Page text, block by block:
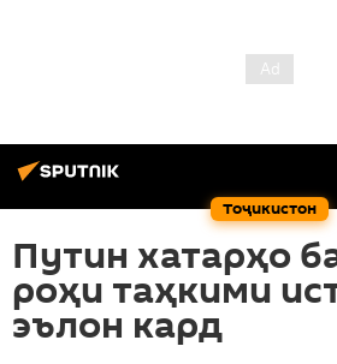
Тоҷикистон
Путин хатарҳо
роҳи таҳкими
эълон кард